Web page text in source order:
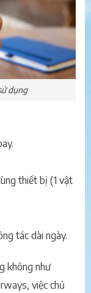
dụng
thiết bị (1 vật
tác dài ngày.
không như
việc chủ